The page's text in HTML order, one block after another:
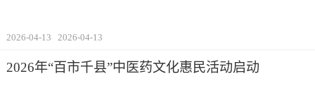
2026-04-13 2026-04-13
2026年“百市千县”中医药文化惠民活动启动